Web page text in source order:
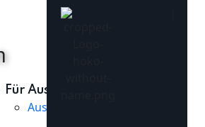
Für Aussteller
Aussteller FAQs